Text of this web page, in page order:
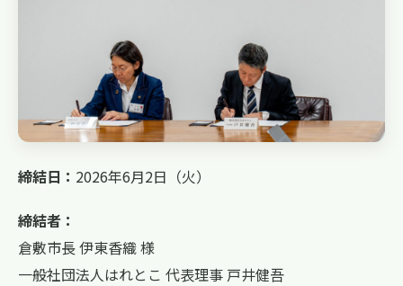
締結日： 2026年6月2日（火）
締結者：
倉敷市長 伊東香織 様
一般社団法人はれとこ 代表理事 戸井健吾